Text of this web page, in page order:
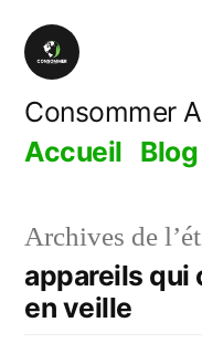
Aller
contenu
Consommer
Accueil Blog
Archives de
appareils qui
en veille